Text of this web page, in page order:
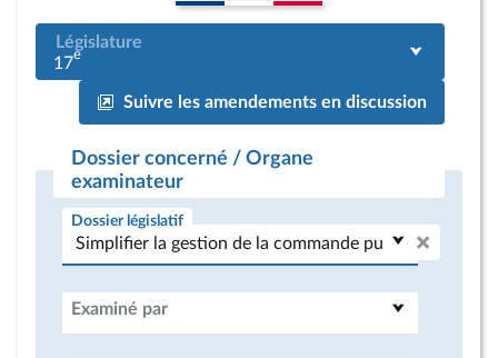
Législature
17e
Suivre les amendements en discussion
Dossier concerné / Organe
examinateur
Dossier législatif
Examiné par